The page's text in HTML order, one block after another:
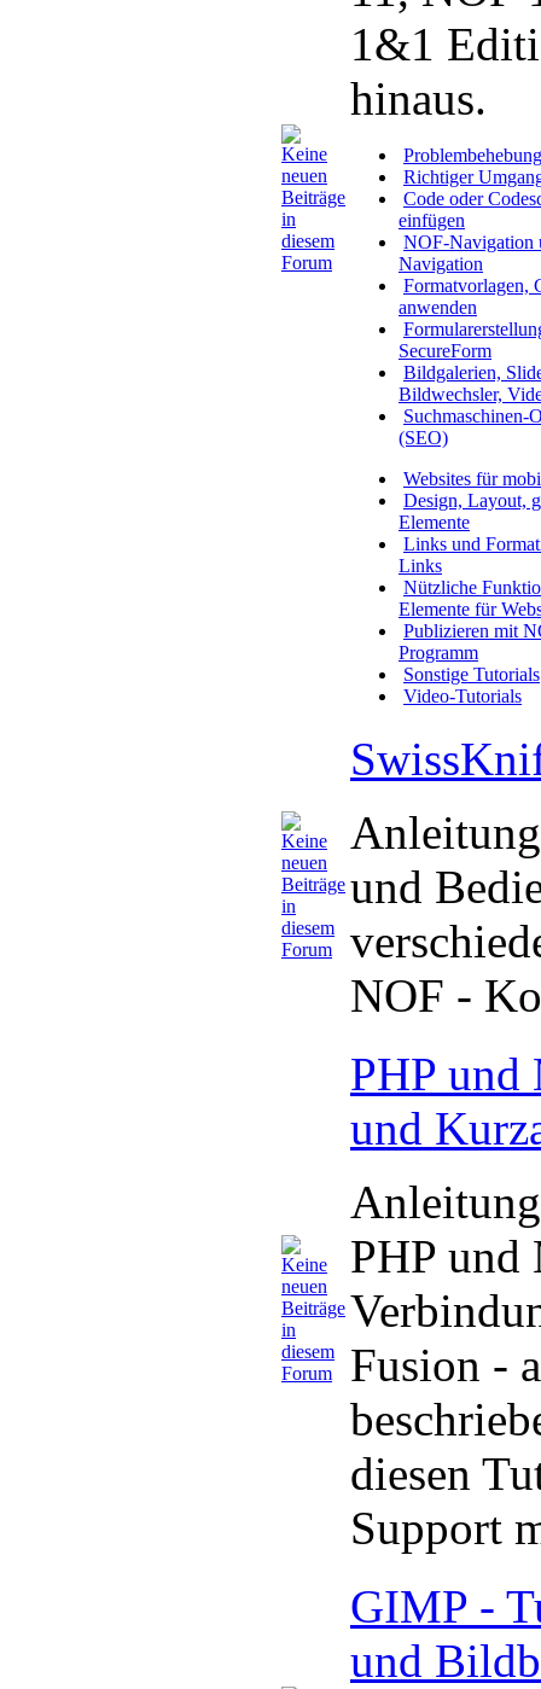
1&1
hinaus.
Richtiger
Code oder
einfügen
NOF-Navigation
Navigation
Formatvorlagen,
anwenden
SecureForm
Bildgalerien,
Bildwechsler,
Suchmaschinen-
(SEO)
Websites für
Design, Layout,
Elemente
Links und
Links
Nützliche
Elemente für
Publizieren mit
Programm
Sonstige Tutorials
Video-Tutorials
und
NOF -
PHP
und
PHP
Fusion -
diesen
Support
GIMP -
und